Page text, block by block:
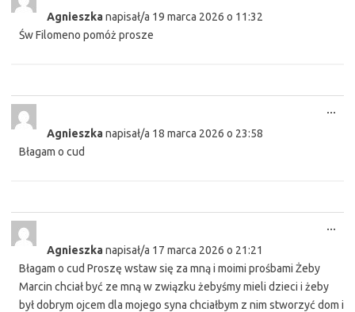
Agnieszkanapisał/a 19 marca 2026 o 11:32
Św Filomeno pomóż prosze
Agnieszkanapisał/a 18 marca 2026 o 23:58
Błagam o cud
...
Agnieszkanapisał/a 17 marca 2026 o 21:21
Błagam o cud Proszę wstaw się za mną i moimi prośbami Żeby
Marcin chciał być ze mną w związku żebyśmy mieli dzieci i żeby
był dobrym ojcem dla mojego syna chciałbym z nim stworzyć dom i
...